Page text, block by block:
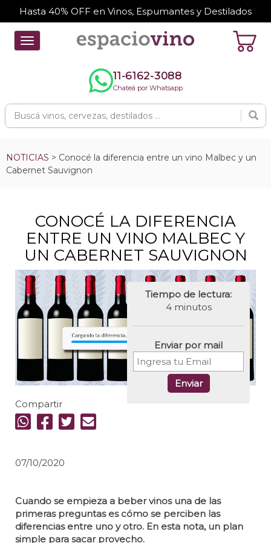
Hasta 40% OFF en Vinos, Espumantes y Destilados
Toggle
navigation
11-6162-3088
Chateá por Whatsapp
NOTICIAS > Conocé la diferencia entre un vino Malbec y un
Cabernet Sauvignon
CONOCÉ LA DIFERENCIA
ENTRE UN VINO MALBEC Y
UN CABERNET SAUVIGNON
Tiempo de lectura:
4 minutos
Enviar por mail
Enviar
Compartir
07/10/2020
Cuando se empieza a beber vinos una de las
primeras preguntas es cómo se perciben las
diferencias entre uno y otro. En esta nota, un plan
simple para sacar provecho.